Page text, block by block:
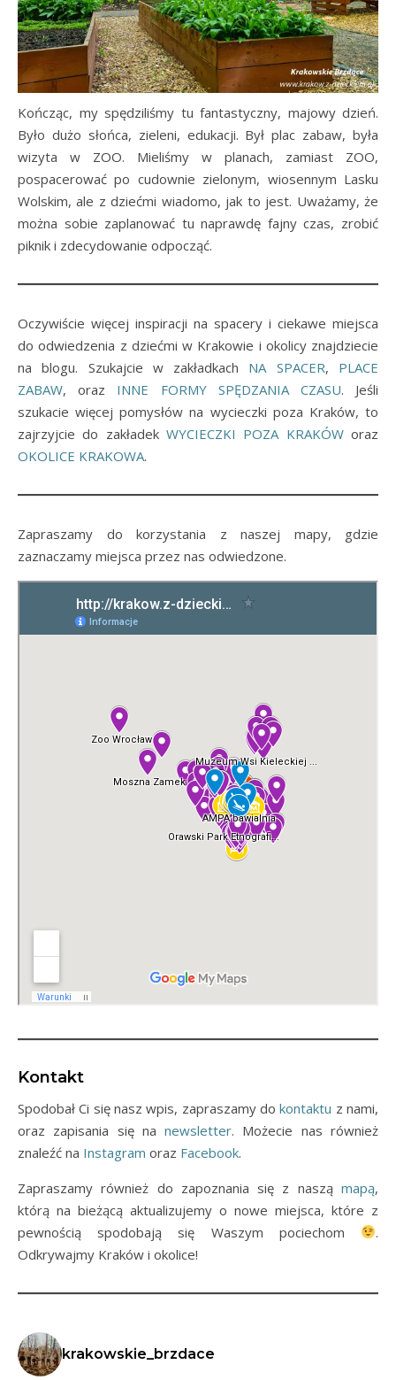
Kończąc, my spędziliśmy tu fantastyczny, majowy dzień.
Było dużo słońca, zieleni, edukacji. Był plac zabaw, była
wizyta w ZOO. Mieliśmy w planach, zamiast ZOO,
pospacerować po cudownie zielonym, wiosennym Lasku
Wolskim, ale z dziećmi wiadomo, jak to jest. Uważamy, że
można sobie zaplanować tu naprawdę fajny czas, zrobić
piknik i zdecydowanie odpocząć.
Oczywiście więcej inspiracji na spacery i ciekawe miejsca
do odwiedzenia z dziećmi w Krakowie i okolicy znajdziecie
na blogu. Szukajcie w zakładkach NA SPACER, PLACE
ZABAW, oraz INNE FORMY SPĘDZANIA CZASU. Jeśli
szukacie więcej pomysłów na wycieczki poza Kraków, to
zajrzyjcie do zakładek WYCIECZKI POZA KRAKÓWoraz
OKOLICE KRAKOWA.
Zapraszamy do korzystania z naszej mapy, gdzie
zaznaczamy miejsca przez nas odwiedzone.
Kontakt
Spodobał Ci się nasz wpis, zapraszamy dokontaktu z nami,
oraz zapisania się nanewsletter. Możecie nas również
znaleźć na Instagram oraz Facebook.
Zapraszamy również do zapoznania się z naszą mapą,
którą na bieżącą aktualizujemy o nowe miejsca, które z
pewnością spodobają się Waszym pociechom
.
Odkrywajmy Kraków i okolice!
krakowskie_brzdace